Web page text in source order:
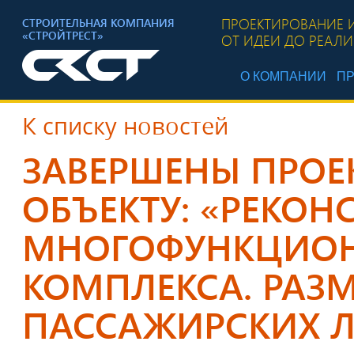
СТРОИТЕЛЬНАЯ КОМПАНИЯ
«СТРОЙТРЕСТ»
ПРОЕКТИРОВАНИЕ
ОТ ИДЕИ ДО
О КОМПАНИИ
К списку новостей
ЗАВЕРШЕНЫ
ОБЪЕКТУ:
КОМПЛЕКСА.
ПАССАЖИРСКИХ